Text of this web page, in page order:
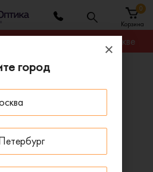
город
Корзина
0
на любую оправу в Москве
очков
C2